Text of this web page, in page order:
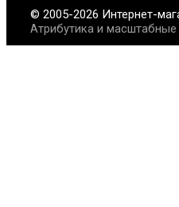
© 2005-2026 Интернет-
Атрибутика и